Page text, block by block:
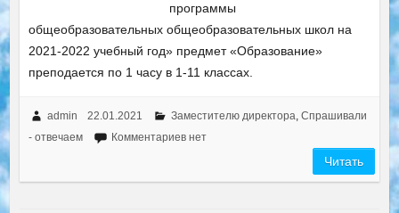
программы
общеобразовательных общеобразовательных школ на
2021-2022 учебный год» предмет «Образование»
преподается по 1 часу в 1-11 классах.
admin 22.01.2021 Заместителю директора, Спрашивали
- отвечаем
Комментариев нет
Читать